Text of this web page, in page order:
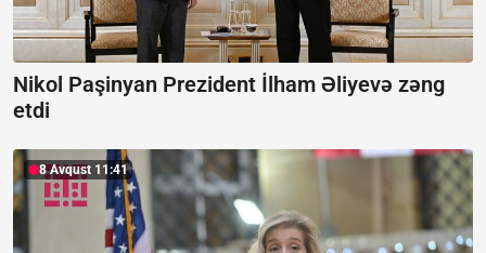
Nikol Paşinyan Prezident İlham Əliyevə zəng
etdi
8 Avqust 11:41